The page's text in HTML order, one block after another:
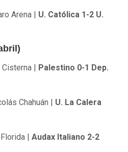
Arena |
U. Católica 1-2 U.
|
Palestino 0-1 Dep.
Chahuán | U. La Calera
| Audax Italiano 2-2